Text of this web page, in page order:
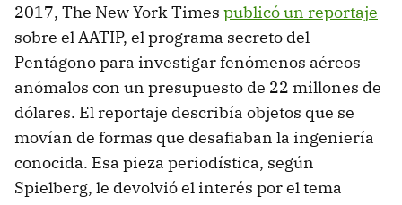
2017, The New York Times publicó un reportaje
sobre el AATIP, el programa secreto del
Pentágono para investigar fenómenos aéreos
anómalos con un presupuesto de 22 millones de
dólares. El reportaje describía objetos que se
movían de formas que desafiaban la ingeniería
conocida. Esa pieza periodística, según
Spielberg, le devolvió el interés por el tema